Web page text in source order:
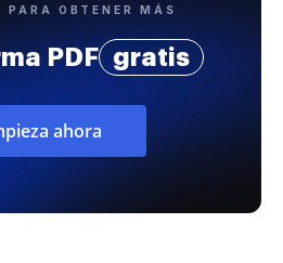
PARA OBTENER MÁS
PDF gratis
ahora